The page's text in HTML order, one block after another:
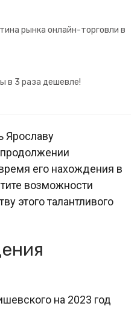
рынка онлайн-торговли в
в 3 раза дешевле!
Ярославу
его нахождения в
возможности
этого талантливого
на 2023 год